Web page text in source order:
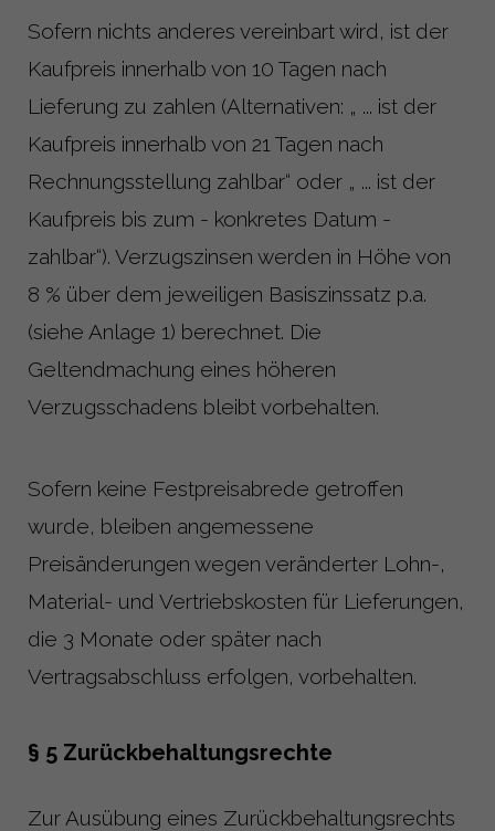
Sofern nichts anderes vereinbart wird, ist der
Kaufpreis innerhalb von 10 Tagen nach
Lieferung zu zahlen (Alternativen: „ ... ist der
Kaufpreis innerhalb von 21 Tagen nach
Rechnungsstellung zahlbar“ oder „ ... ist der
Kaufpreis bis zum - konkretes Datum -
zahlbar“). Verzugszinsen werden in Höhe von
8 % über dem jeweiligen Basiszinssatz p.a.
(siehe Anlage 1) berechnet. Die
Geltendmachung eines höheren
Verzugsschadens bleibt vorbehalten.
Sofern keine Festpreisabrede getroffen
wurde, bleiben angemessene
Preisänderungen wegen veränderter Lohn-,
Material- und Vertriebskosten für Lieferungen,
die 3 Monate oder später nach
Vertragsabschluss erfolgen, vorbehalten.
§ 5 Zurückbehaltungsrechte
Zur Ausübung eines Zurückbehaltungsrechts